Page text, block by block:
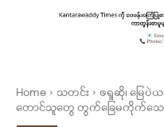
Home သတင်း
ဖရူဆို၊ မြေပဲ
တောင်သူတွေ တွက်ခြေမကိုက်သေ